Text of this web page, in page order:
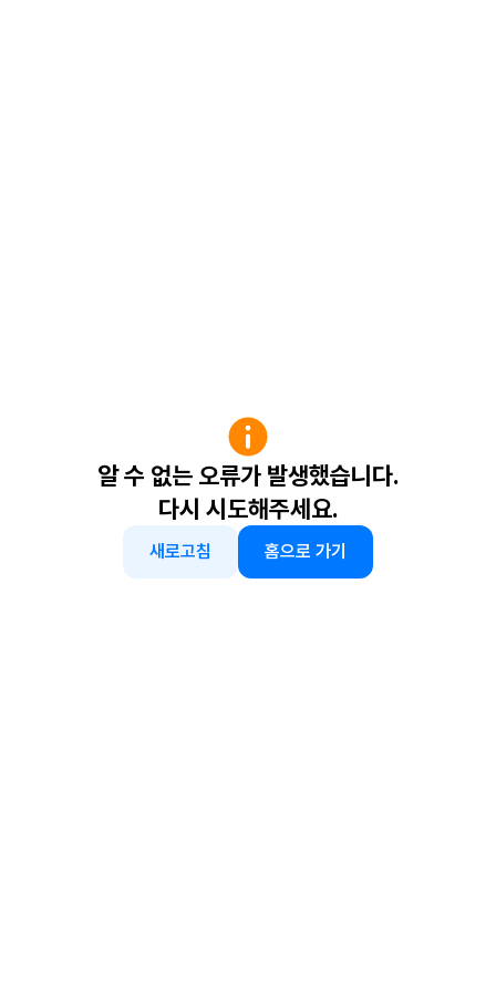
알 수 없는 오류가 발생했습니다.
다시 시도해주세요.
새로고침 홈으로 가기